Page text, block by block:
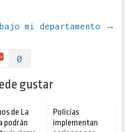
mi departamento →
0
gustar
de La
podrán
Policías
implementan